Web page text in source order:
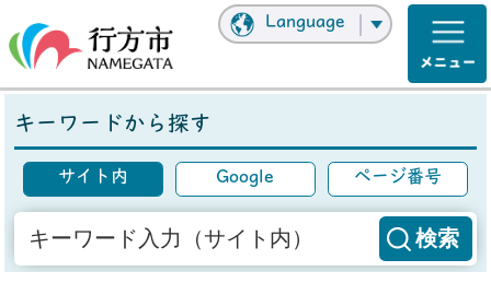
Language
キーワードから探す
サイト内 Google ページ番号